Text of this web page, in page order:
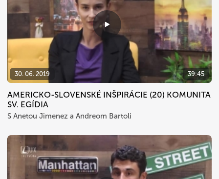
30. 06. 2019 39:45
AMERICKO-SLOVENSKÉ INŠPIRÁCIE (20) KOMUNITA
SV. EGÍDIA
S Anetou Jimenez a Andreom Bartoli